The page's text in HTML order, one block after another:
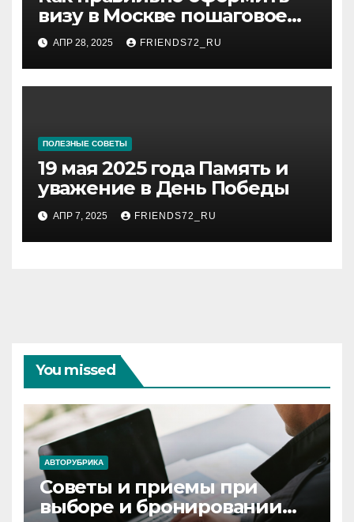
визу в Москве пошаговое
руководство
АПР 28, 2025 FRIENDS72_RU
ПОЛЕЗНЫЕ СОВЕТЫ
19 мая 2025 года Память и
уважение в День Победы
АПР 7, 2025 FRIENDS72_RU
You missed
АВТОРУБРИКА
Советы и приемы при
выборе и бронировании